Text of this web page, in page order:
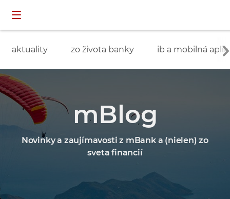
aktuality zo života banky ib a mobilná
mBlog
Novinky a zaujímavosti z mBank a (nielen) zo
sveta financií